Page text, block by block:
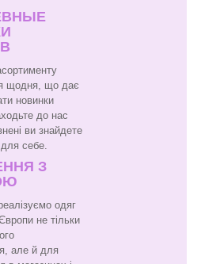
щодня, що дає
новинки
до нас
ви знайдете
для себе.
З
одяг
не тільки
але й для